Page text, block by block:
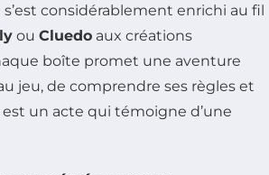
considérablement enrichi au fil
ou Cluedo aux créations
boîte promet une aventure
jeu, de comprendre ses règles et
un acte qui témoigne d’une